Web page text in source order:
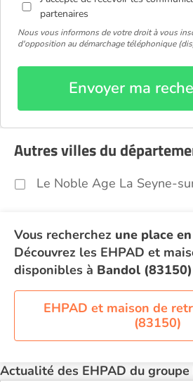
partenaires
Nous vous informons de votre droit à vous
d'opposition au démarchage téléphonique
Envoyer ma
Autres villes du
Le Noble Age La Seyne-
Vous recherchez une place
Découvrez les EHPAD et
disponibles à Bandol (83150)
EHPAD et maison de
(83150)
Actualité des EHPAD du